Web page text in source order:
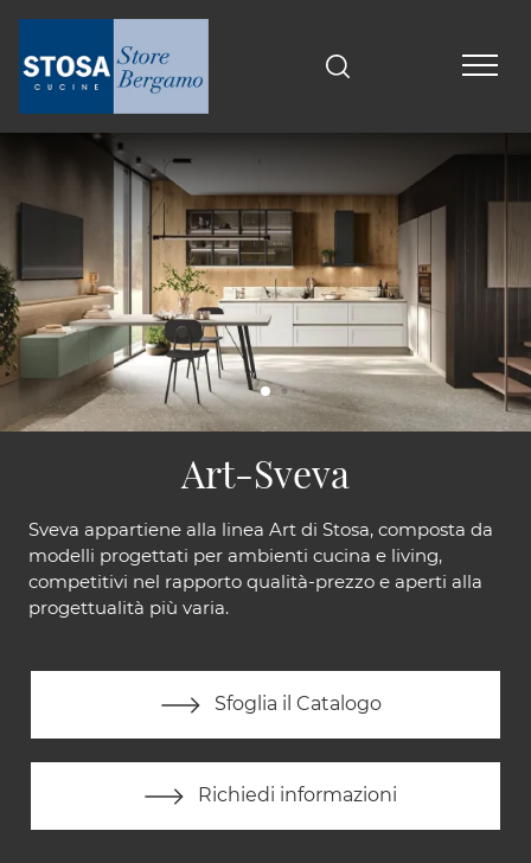
Art-Sveva
Sveva appartiene alla linea Art di Stosa, composta da
modelli progettati per ambienti cucina e living,
competitivi nel rapporto qualità-prezzo e aperti alla
progettualità più varia.
Sfoglia il Catalogo
Richiedi informazioni